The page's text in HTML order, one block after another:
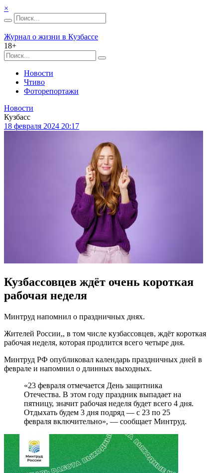
×
Журнал о жизни в Кузбассе
18+
Новости
Чтиво
Фоторепортажи
Новости
Кузбасс
18 февраля 2024 20:17
Кузбассовцев ждёт очень короткая
рабочая неделя
Минтруд напомнил о праздничных днях.
Жителей России,, в том числе кузбассовцев, ждёт короткая
рабочая неделя, которая продлится всего четыре дня.
Минтруд РФ опубликовал календарь праздничных дней в
феврале и напомнил о длинных выходных.
«23 февраля отмечается День защитника
Отечества. В этом году праздник выпадает на
пятницу, значит рабочая неделя будет всего 4 дня.
Отдыхать будем 3 дня подряд — с 23 по 25
февраля включительно», — сообщает Минтруд.